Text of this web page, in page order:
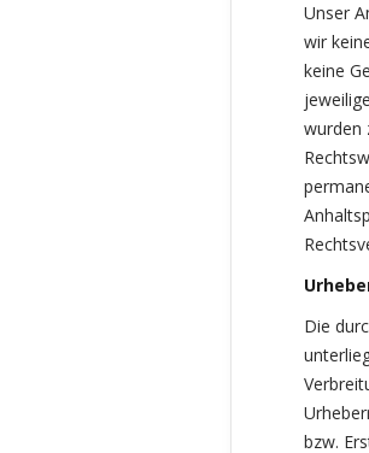
Unser
wir
keine
wurden
Die
bzw.